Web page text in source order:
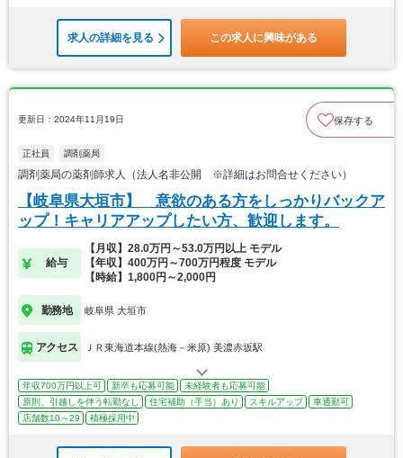
求人の詳細を見る この求人に興味がある
更新日：2024年11月19日 保存する
正社員 調剤薬局
調剤薬局の薬剤師求人（法人名非公開 ※詳細はお問合せください）
【岐阜県大垣市】 意欲のある方をしっかりバックア
ップ！キャリアアップしたい方、歓迎します。
給与
【月収】28.0万円～53.0万円以上 モデル
【年収】400万円～700万円程度 モデル
【時給】1,800円～2,000円
勤務地 岐阜県 大垣市
アクセス ＪＲ東海道本線(熱海－米原) 美濃赤坂駅
年収700万円以上可 新卒も応募可能
未経験者も応募可能
原則、引越しを伴う転勤なし
住宅補助（手当）あり スキルアップ
車通勤可
店舗数10～29
積極採用中